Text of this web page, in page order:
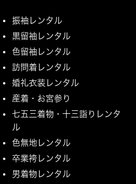
振袖レンタル
黒留袖レンタル
色留袖レンタル
訪問着レンタル
婚礼衣装レンタル
産着・お宮参り
七五三着物・十三詣りレンタ
ル
色無地レンタル
卒業袴レンタル
男着物レンタル